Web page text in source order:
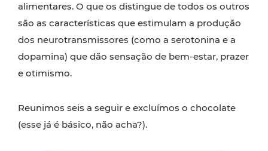
alimentares. O que os distingue de todos os outros
são as características que estimulam a produção
dos neurotransmissores (como a serotonina e a
dopamina) que dão sensação de bem-estar, prazer
e otimismo.
Reunimos seis a seguir e excluímos o chocolate
(esse já é básico, não acha?).